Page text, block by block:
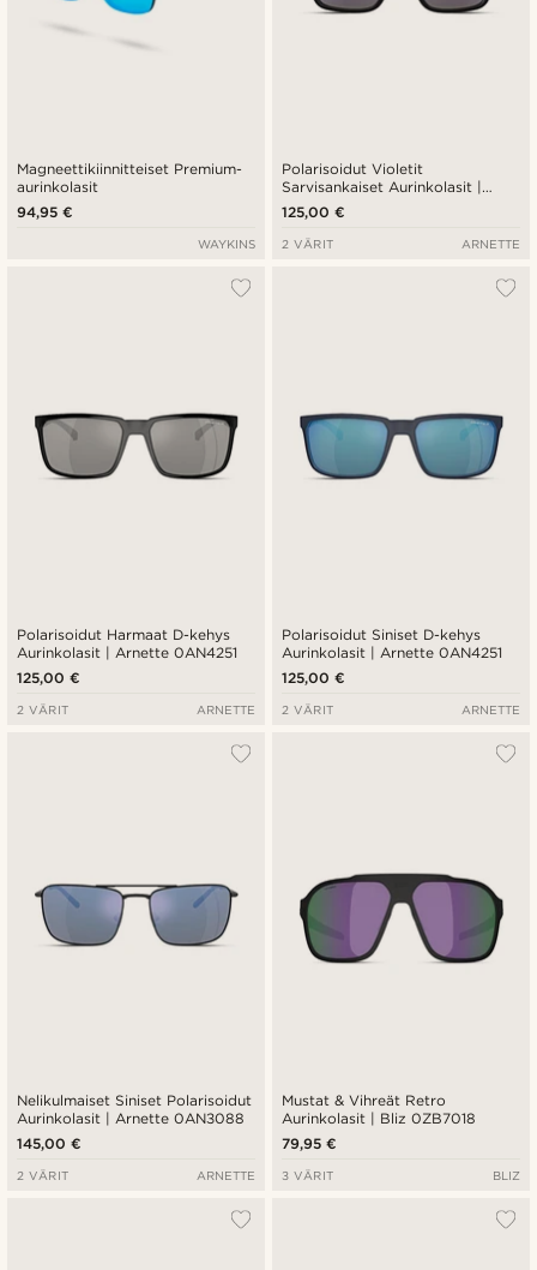
Magneettikiinnitteiset Premium-
aurinkolasit
94,95 €
WAYKINS
Polarisoidut Violetit
Sarvisankaiset Aurinkolasit |
Arnette 0AN4283
125,00 €
2 VÄRIT ARNETTE
Polarisoidut Harmaat D-kehys
Aurinkolasit | Arnette 0AN4251
125,00 €
2 VÄRIT ARNETTE
Polarisoidut Siniset D-kehys
Aurinkolasit | Arnette 0AN4251
125,00 €
2 VÄRIT ARNETTE
Nelikulmaiset Siniset Polarisoidut
Aurinkolasit | Arnette 0AN3088
145,00 €
2 VÄRIT ARNETTE
Mustat & Vihreät Retro
Aurinkolasit | Bliz 0ZB7018
79,95 €
3 VÄRIT BLIZ